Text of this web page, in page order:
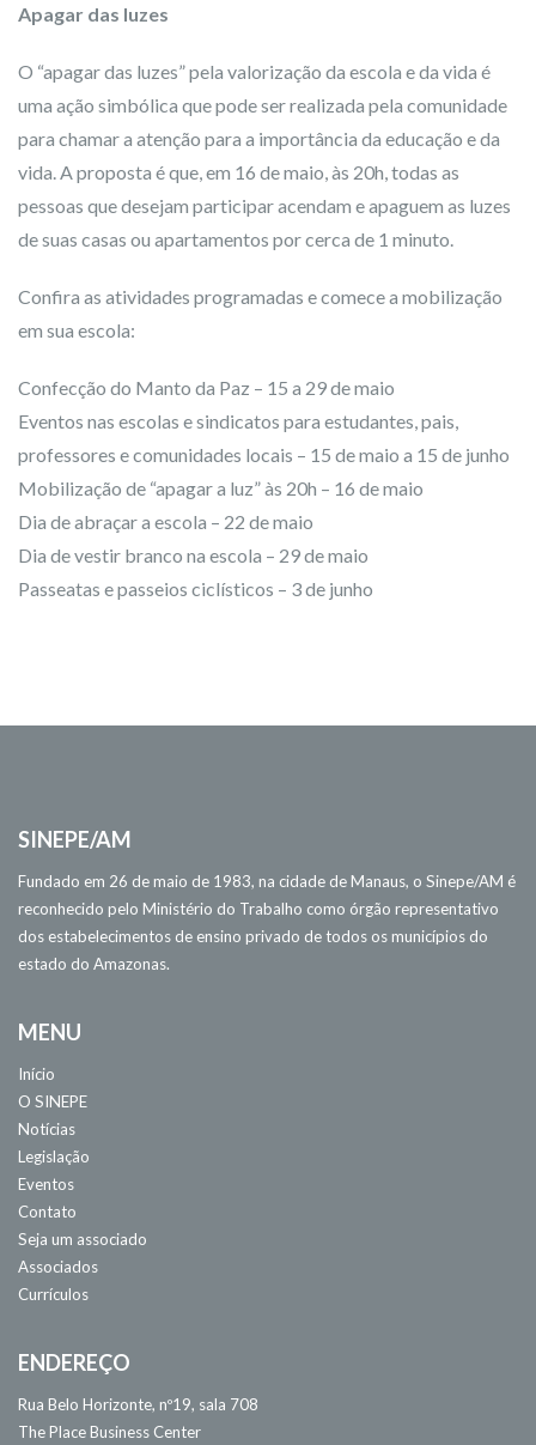
Apagar das luzes
O “apagar das luzes” pela valorização da escola e da vida é
uma ação simbólica que pode ser realizada pela comunidade
para chamar a atenção para a importância da educação e da
vida. A proposta é que, em 16 de maio, às 20h, todas as
pessoas que desejam participar acendam e apaguem as luzes
de suas casas ou apartamentos por cerca de 1 minuto.
Confira as atividades programadas e comece a mobilização
em sua escola:
Confecção do Manto da Paz – 15 a 29 de maio
Eventos nas escolas e sindicatos para estudantes, pais,
professores e comunidades locais – 15 de maio a 15 de junho
Mobilização de “apagar a luz” às 20h – 16 de maio
Dia de abraçar a escola – 22 de maio
Dia de vestir branco na escola – 29 de maio
Passeatas e passeios ciclísticos – 3 de junho
SINEPE/AM
Fundado em 26 de maio de 1983, na cidade de Manaus, o Sinepe/AM é
reconhecido pelo Ministério do Trabalho como órgão representativo
dos estabelecimentos de ensino privado de todos os municípios do
estado do Amazonas.
MENU
Início
O SINEPE
Notícias
Legislação
Eventos
Contato
Seja um associado
Associados
Currículos
ENDEREÇO
Rua Belo Horizonte, nº19, sala 708
The Place Business Center